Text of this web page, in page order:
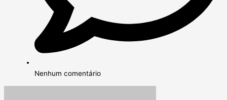
Nenhum comentário